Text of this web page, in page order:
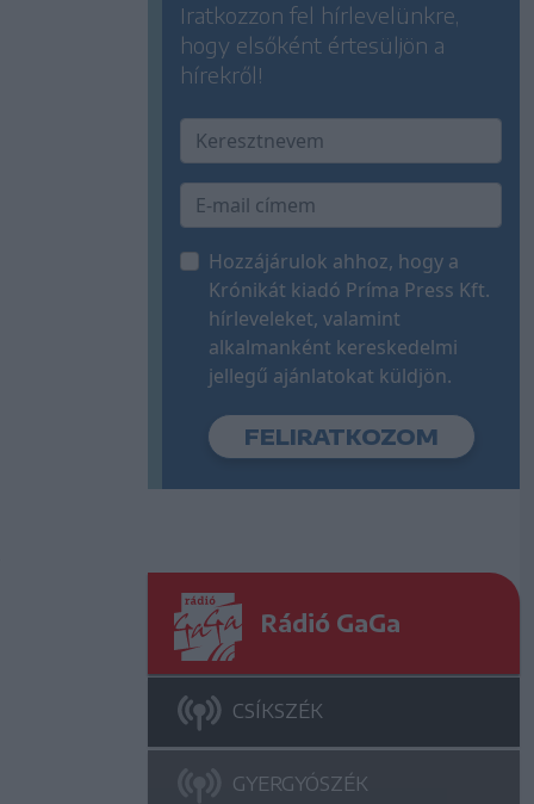
Iratkozzon fel hírlevelünkre,
hogy elsőként értesüljön a
hírekről!
Hozzájárulok ahhoz, hogy a
Krónikát kiadó Príma Press Kft.
hírleveleket, valamint
alkalmanként kereskedelmi
jellegű ajánlatokat küldjön.
Rádió GaGa
CSÍKSZÉK
GYERGYÓSZÉK